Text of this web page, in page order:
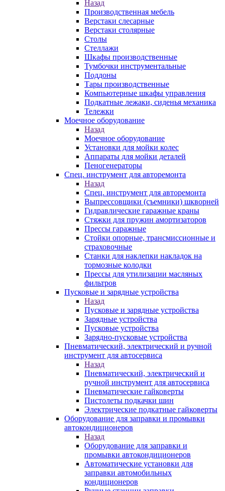
Назад
Производственная мебель
Верстаки слесарные
Верстаки столярные
Столы
Стеллажи
Шкафы производственные
Тумбочки инструментальные
Поддоны
Тары производственные
Компьютерные шкафы управления
Подкатные лежаки, сиденья механика
Тележки
Моечное оборудование
Назад
Моечное оборудование
Установки для мойки колес
Аппараты для мойки деталей
Пеногенераторы
Спец. инструмент для авторемонта
Назад
Спец. инструмент для авторемонта
Выпрессовщики (съемники) шкворней
Гидравлические гаражные краны
Стяжки для пружин амортизаторов
Прессы гаражные
Стойки опорные, трансмиссионные и
страховочные
Станки для наклепки накладок на
тормозные колодки
Прессы для утилизации масляных
фильтров
Пусковые и зарядные устройства
Назад
Пусковые и зарядные устройства
Зарядные устройства
Пусковые устройства
Зарядно-пусковые устройства
Пневматический, электрический и ручной
инструмент для автосервиса
Назад
Пневматический, электрический и
ручной инструмент для автосервиса
Пневматические гайковерты
Пистолеты подкачки шин
Электрические подкатные гайковерты
Оборудование для заправки и промывки
автокондиционеров
Назад
Оборудование для заправки и
промывки автокондиционеров
Автоматические установки для
заправки автомобильных
кондиционеров